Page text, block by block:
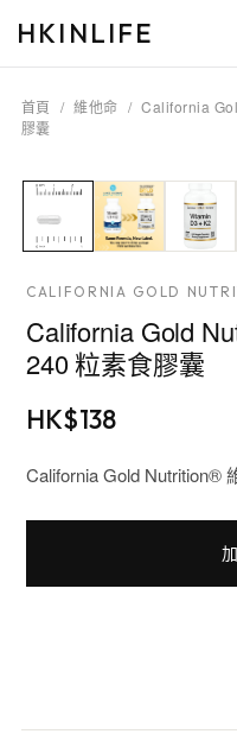
HKINLIFE
首頁 / 維他命 / California
膠囊
CALIFORNIA GOLD
California Gold
240 粒素食膠囊
HK$138
California Gold Nutrition®